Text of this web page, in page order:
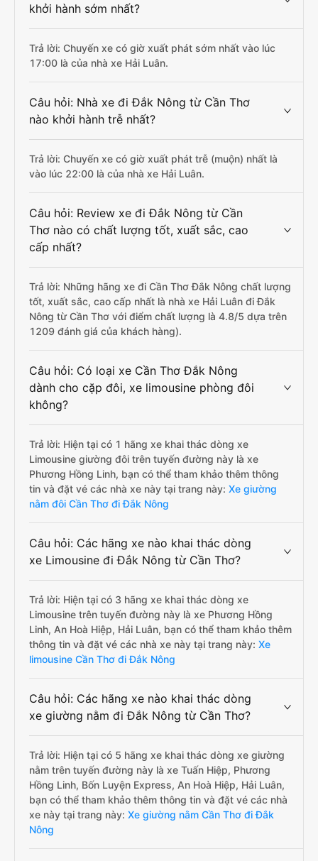
khởi hành sớm nhất?
Trả lời: Chuyến xe có giờ xuất phát sớm nhất vào lúc
17:00 là của nhà xe Hải Luân.
Câu hỏi: Nhà xe đi Đắk Nông từ Cần Thơ
nào khởi hành trễ nhất?
Trả lời: Chuyến xe có giờ xuất phát trễ (muộn) nhất là
vào lúc 22:00 là của nhà xe Hải Luân.
Câu hỏi: Review xe đi Đắk Nông từ Cần
Thơ nào có chất lượng tốt, xuất sắc, cao
cấp nhất?
Trả lời: Những hãng xe đi Cần Thơ Đắk Nông chất lượng
tốt, xuất sắc, cao cấp nhất là nhà xe Hải Luân đi Đắk
Nông từ Cần Thơ với điểm chất lượng là 4.8/5 dựa trên
1209 đánh giá của khách hàng).
Câu hỏi: Có loại xe Cần Thơ Đắk Nông
dành cho cặp đôi, xe limousine phòng đôi
không?
Trả lời: Hiện tại có 1 hãng xe khai thác dòng xe
Limousine giường đôi trên tuyến đường này là xe
Phương Hồng Linh, bạn có thể tham khảo thêm thông
tin và đặt vé các nhà xe này tại trang này: Xe giường
nằm đôi Cần Thơ đi Đắk Nông
Câu hỏi: Các hãng xe nào khai thác dòng
xe Limousine đi Đắk Nông từ Cần Thơ?
Trả lời: Hiện tại có 3 hãng xe khai thác dòng xe
Limousine trên tuyến đường này là xe Phương Hồng
Linh, An Hoà Hiệp, Hải Luân, bạn có thể tham khảo thêm
thông tin và đặt vé các nhà xe này tại trang này: Xe
limousine Cần Thơ đi Đắk Nông
Câu hỏi: Các hãng xe nào khai thác dòng
xe giường nằm đi Đắk Nông từ Cần Thơ?
Trả lời: Hiện tại có 5 hãng xe khai thác dòng xe giường
nằm trên tuyến đường này là xe Tuấn Hiệp, Phương
Hồng Linh, Bốn Luyện Express, An Hoà Hiệp, Hải Luân,
bạn có thể tham khảo thêm thông tin và đặt vé các nhà
xe này tại trang này: Xe giường nằm Cần Thơ đi Đắk
Nông